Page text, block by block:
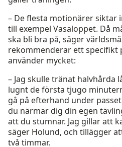
– De flesta motionärer siktar
till exempel Vasaloppet. Då
ska bli bra på, säger
rekommenderar ett specifikt
använder mycket:
– Jag skulle tränat halvhårda
lugnt de första tjugo
gå på efterhand under
du närmar dig din egen
att du stumnar. Jag gillar att
säger Holund, och tillägger
två timmar.